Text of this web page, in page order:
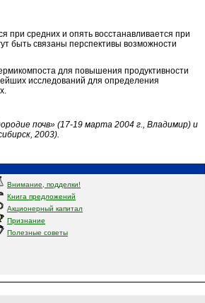
средних и опять восстанавливается при
быть связаны перспективы возможности
для повышения продуктивности
исследований для определения
почв» (17-19 марта 2004 г., Владимир) и
2003).
Внимание, подделки!
Книга предложений
Акционерный капитал
Признание
Полезные советы